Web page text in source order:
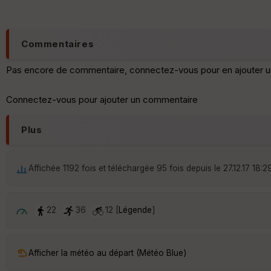
Commentaires
Pas encore de commentaire, connectez-vous pour en ajouter
Connectez-vous pour ajouter un commentaire
Plus
Affichée 1192 fois et téléchargée 95 fois depuis le 27.12.17
22 36 12 [ Légende]
Afficher la météo au départ (Météo Blue)